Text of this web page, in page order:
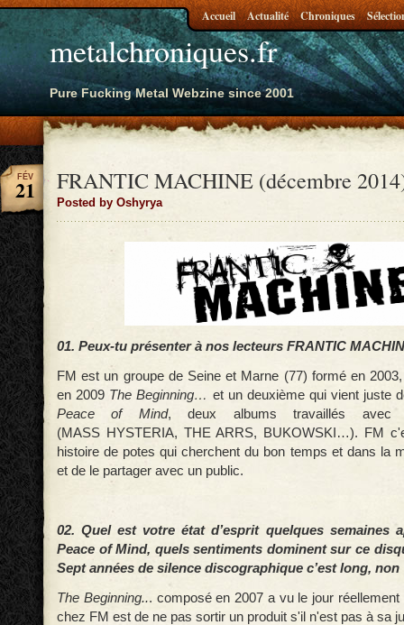
metalchroniques.fr
Pure Fucking Metal Webzine since 2001
Accueil Actualité Chroniques
FRANTIC MACHINE (décembre
Posted by Oshyrya
FÉV
21
01. Peux-tu présenter à nos lecteurs FRANTIC
FM est un groupe de Seine et Marne (77) formé en
en 2009 The Beginning… et un deuxième qui vient juste
Peace of Mind, deux albums travaillés avec
(MASS HYSTERIA, THE ARRS, BUKOWSKI…). FM
histoire de potes qui cherchent du bon temps et dans la
et de le partager avec un public.
02. Quel est votre état d’esprit quelques semaines
Peace of Mind, quels sentiments dominent sur ce
Sept années de silence discographique c’est long, non
The Beginning... composé en 2007 a vu le jour
chez FM est de ne pas sortir un produit s'il n'est pas à sa